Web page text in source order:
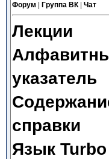
Форум Группа ВК| Чат
Лекции
указатель
справки
Язык